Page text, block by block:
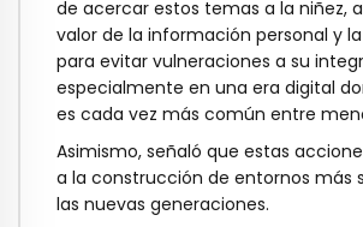
de acercar estos temas a la niñez,
valor de la información personal y
para evitar vulneraciones a su
especialmente en una era digital
es cada vez más común entre
Asimismo, señaló que estas
a la construcción de entornos más
las nuevas generaciones.